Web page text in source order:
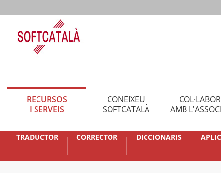
RECURSOS
I SERVEIS
CONEIXEU
SOFTCATALÀ
AMB
TRADUCTOR CORRECTOR DICCIONARIS